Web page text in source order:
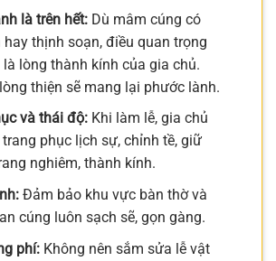
là trên hết:Dù mâm cúng có
thịnh soạn, điều quan trọng
là lòng thành kính của gia chủ.
thiện sẽ mang lại phước lành.
và thái độ:Khi làm lễ, gia chủ
phục lịch sự, chỉnh tề, giữ
nghiêm, thành kính.
Đảm bảo khu vực bàn thờ và
cúng luôn sạch sẽ, gọn gàng.
phí:Không nên sắm sửa lễ vật